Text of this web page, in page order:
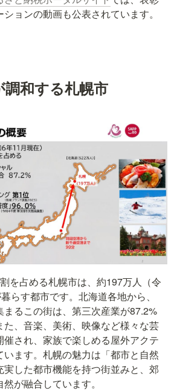
ョンの動画も公表されています。
和する札幌市
を占める札幌市は、約197万人（令
らす都市です。北海道各地から、
まるこの街は、第三次産業が87.2%
た、音楽、美術、映像など様々な芸
され、家族で楽しめる屋外アクテ
います。札幌の魅力は「都市と自然
した都市機能を持つ街並みと、郊
が融合しています。